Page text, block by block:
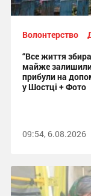
Волонтерство
“Все життя
майже
прибули на
у Шостці + Фото
09:54, 6.08.2026